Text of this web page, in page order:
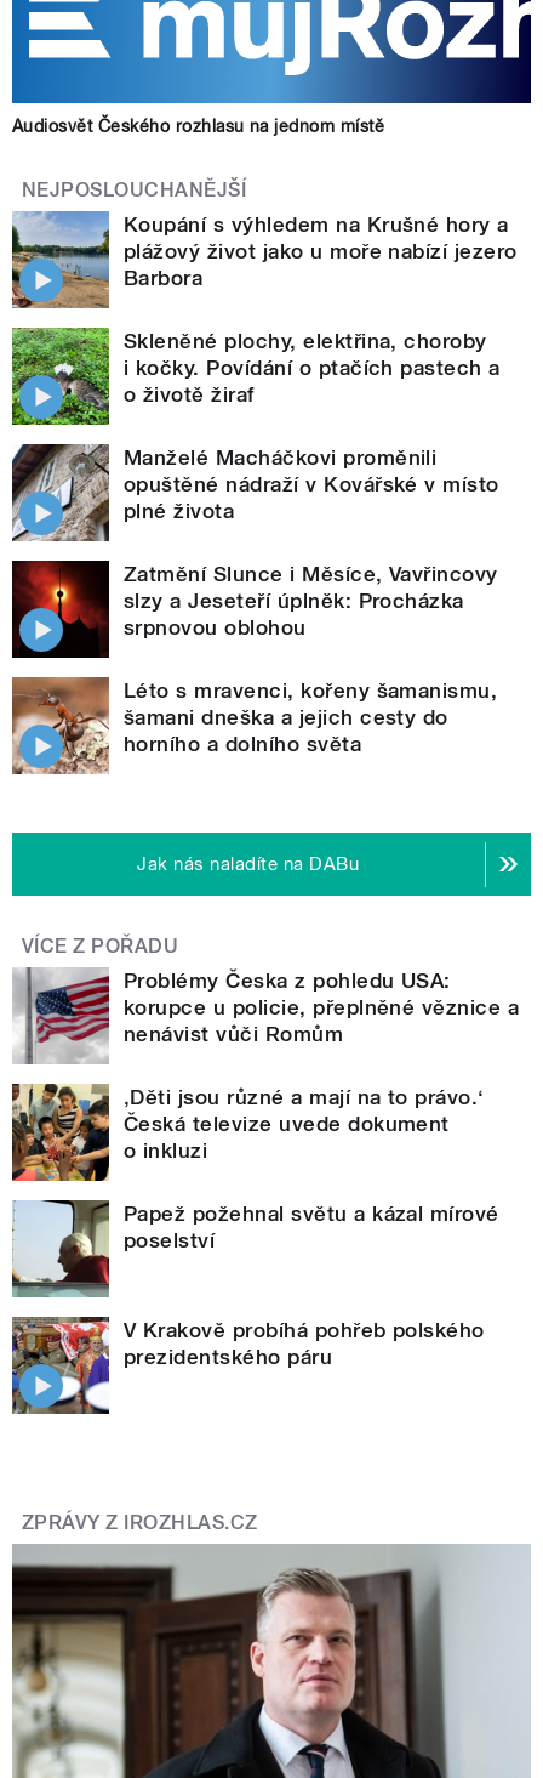
Audiosvět Českého rozhlasu na jednom místě
NEJPOSLOUCHANĚJŠÍ
Koupání s výhledem na Krušné hory a
plážový život jako u moře nabízí jezero
Barbora
Skleněné plochy, elektřina, choroby
i kočky. Povídání o ptačích pastech a
o životě žiraf
Manželé Macháčkovi proměnili
opuštěné nádraží v Kovářské v místo
plné života
Zatmění Slunce i Měsíce, Vavřincovy
slzy a Jeseteří úplněk: Procházka
srpnovou oblohou
Léto s mravenci, kořeny šamanismu,
šamani dneška a jejich cesty do
horního a dolního světa
Jak nás naladíte na DABu
VÍCE Z POŘADU
Problémy Česka z pohledu USA:
korupce u policie, přeplněné věznice a
nenávist vůči Romům
‚Děti jsou různé a mají na to právo.‘
Česká televize uvede dokument
o inkluzi
Papež požehnal světu a kázal mírové
poselství
V Krakově probíhá pohřeb polského
prezidentského páru
ZPRÁVY Z IROZHLAS.CZ